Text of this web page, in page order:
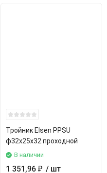
Тройник Elsen PPSU
ф32х25х32 проходной
В наличии
1 351,96 ₽ / шт